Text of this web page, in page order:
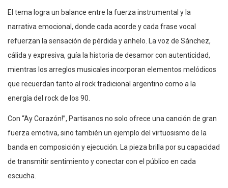
El tema logra un balance entre la fuerza instrumental y la
narrativa emocional, donde cada acorde y cada frase vocal
refuerzan la sensación de pérdida y anhelo. La voz de Sánchez,
cálida y expresiva, guía la historia de desamor con autenticidad,
mientras los arreglos musicales incorporan elementos melódicos
que recuerdan tanto al rock tradicional argentino como a la
energía del rock de los 90.
Con “Ay Corazón!”, Partisanos no solo ofrece una canción de gran
fuerza emotiva, sino también un ejemplo del virtuosismo de la
banda en composición y ejecución. La pieza brilla por su capacidad
de transmitir sentimiento y conectar con el público en cada
escucha.